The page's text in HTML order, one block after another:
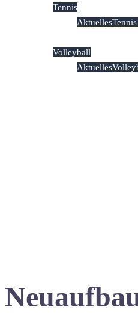
Tennis
Aktuelles
Volleyball
Aktuelles